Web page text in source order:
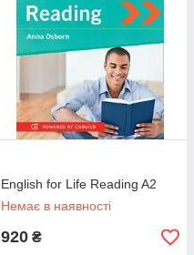
English for Life Reading A2
Немає в наявності
920 ₴